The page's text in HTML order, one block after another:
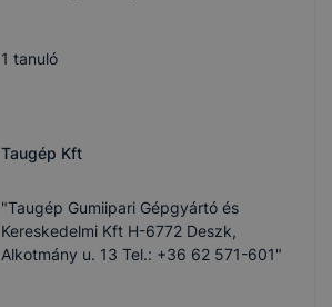
1 tanuló
Taugép Kft
"Taugép Gumiipari Gépgyártó és
Kereskedelmi Kft H-6772 Deszk,
Alkotmány u. 13 Tel.: +36 62 571-601"